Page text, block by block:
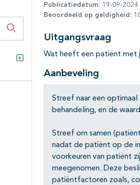
Zoeken binnen deze richtlijn
Alles openklappen
Publicatiedatum: 19-09-2024
Beoordeeld op geldigheid:
Uitgangsvraag
Wat heeft een patiënt met
Aanbeveling
Streef naar een
behandeling, en de
Streef om samen
nadat de patiënt op de
voorkeuren van patiënt
meegenomen. Deze
patiëntfactoren zoals,